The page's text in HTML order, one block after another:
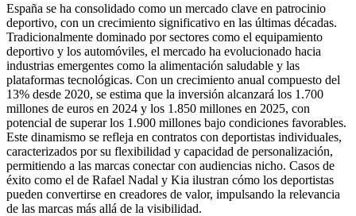
España se ha consolidado como un mercado clave en patrocinio
deportivo, con un crecimiento significativo en las últimas décadas.
Tradicionalmente dominado por sectores como el equipamiento
deportivo y los automóviles, el mercado ha evolucionado hacia
industrias emergentes como la alimentación saludable y las
plataformas tecnológicas. Con un crecimiento anual compuesto del
13% desde 2020, se estima que la inversión alcanzará los 1.700
millones de euros en 2024 y los 1.850 millones en 2025, con
potencial de superar los 1.900 millones bajo condiciones favorables.
Este dinamismo se refleja en contratos con deportistas individuales,
caracterizados por su flexibilidad y capacidad de personalización,
permitiendo a las marcas conectar con audiencias nicho. Casos de
éxito como el de Rafael Nadal y Kia ilustran cómo los deportistas
pueden convertirse en creadores de valor, impulsando la relevancia
de las marcas más allá de la visibilidad.